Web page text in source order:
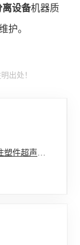
离设备机器质
护。
出处！
塑件超声波